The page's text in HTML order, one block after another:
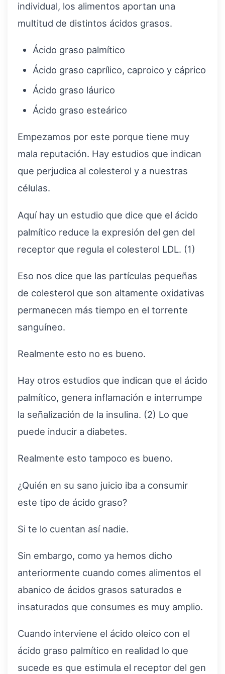
individual, los alimentos aportan una
multitud de distintos ácidos grasos.
Ácido graso palmítico
Ácido graso caprílico, caproico y cáprico
Ácido graso láurico
Ácido graso esteárico
Empezamos por este porque tiene muy
mala reputación. Hay estudios que indican
que perjudica al colesterol y a nuestras
células.
Aquí hay un estudio que dice que el ácido
palmítico reduce la expresión del gen del
receptor que regula el colesterol LDL. (1)
Eso nos dice que las partículas pequeñas
de colesterol que son altamente oxidativas
permanecen más tiempo en el torrente
sanguíneo.
Realmente esto no es bueno.
Hay otros estudios que indican que el ácido
palmítico, genera inflamación e interrumpe
la señalización de la insulina. (2) Lo que
puede inducir a diabetes.
Realmente esto tampoco es bueno.
¿Quién en su sano juicio iba a consumir
este tipo de ácido graso?
Si te lo cuentan así nadie.
Sin embargo, como ya hemos dicho
anteriormente cuando comes alimentos el
abanico de ácidos grasos saturados e
insaturados que consumes es muy amplio.
Cuando interviene el ácido oleico con el
ácido graso palmítico en realidad lo que
sucede es que estimula el receptor del gen